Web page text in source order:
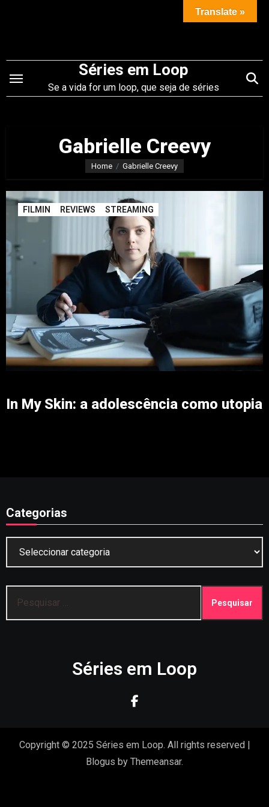
conteúdo
Séries em Loop
Se a vida for um loop, que seja de séries
Gabrielle Creevy
Home Gabrielle Creevy
FILMIN REVIEWS STREAMING
In My Skin: a adolescência como utopia
Categorias
por:
Séries em Loop
Copyright © 2025 Séries em Loop. All rights reserved |
Blogus by Themeansar.
Translate »